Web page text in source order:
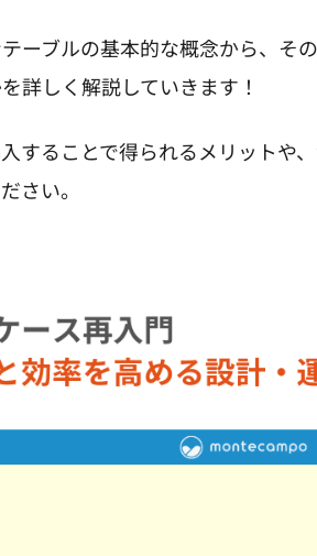
ーブルの基本的な概念から、そ
詳しく解説していきます！
することで得られるメリットや
さい。